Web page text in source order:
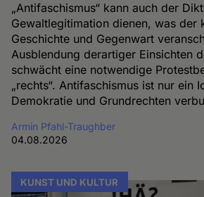
„Antifaschismus“ kann auch der
Gewaltlegitimation dienen, was der
Geschichte und Gegenwart
Ausblendung derartiger Einsichten
schwächt eine notwendige
„rechts“. Antifaschismus ist nur ein
Demokratie und Grundrechten
Armin Pfahl-Traughber
04.08.2026
KUNST UND KULTUR